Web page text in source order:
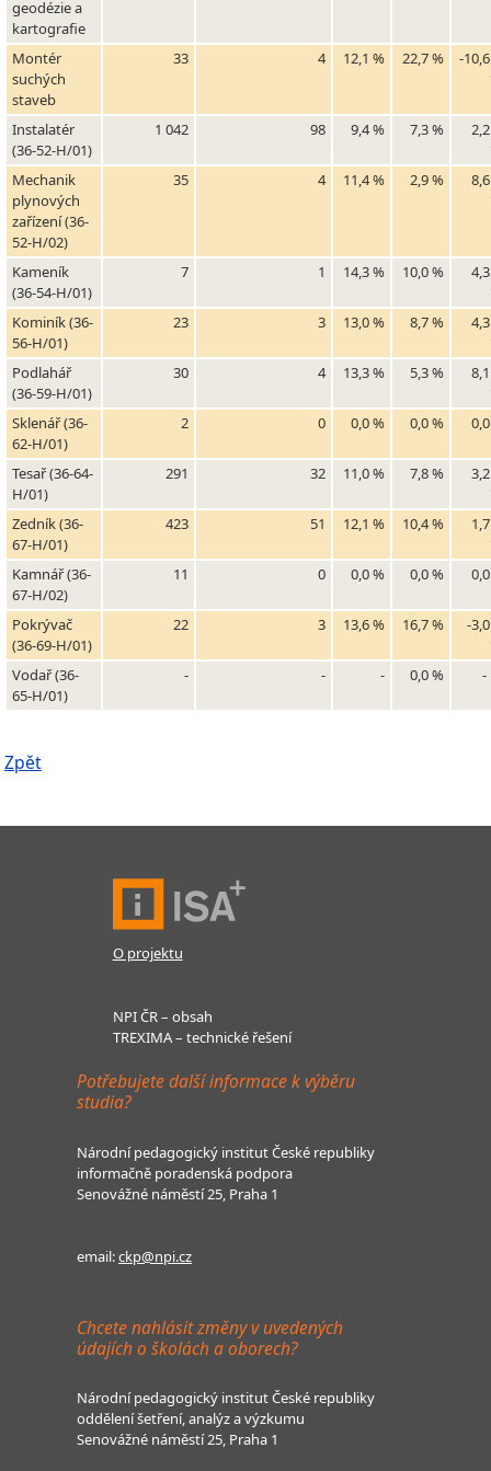
geodézie a
kartografie
Montér
suchých
staveb
33 4 12,1 % 22,7 % -
Instalatér
(36-52-H/01)
1 042 98 9,4 % 7,3 %
Mechanik
plynových
zařízení (36-
52-H/02)
35 4 11,4 % 2,9 %
Kameník
(36-54-H/01)
7 1 14,3 % 10,0 %
Kominík (36-
56-H/01)
23 3 13,0 % 8,7 %
Podlahář
(36-59-H/01)
30 4 13,3 % 5,3 %
Sklenář (36-
62-H/01)
2 0 0,0 % 0,0 %
Tesař (36-64-
H/01)
291 32 11,0 % 7,8 %
Zedník (36-
67-H/01)
423 51 12,1 % 10,4 %
Kamnář (36-
67-H/02)
11 0 0,0 % 0,0 %
Pokrývač
(36-69-H/01)
22 3 13,6 % 16,7 % -
Vodař (36-
65-H/01)
- - - 0,0 % -
Zpět
O projektu
NPI ČR – obsah
TREXIMA – technické řešení
Potřebujete další informace k výběru
studia?
Národní pedagogický institut České republiky
informačně poradenská podpora
Senovážné náměstí 25, Praha 1
email:ckp@npi.cz
Chcete nahlásit změny v uvedených
údajích o školách a oborech?
Národní pedagogický institut České republiky
oddělení šetření, analýz a výzkumu
Senovážné náměstí 25, Praha 1